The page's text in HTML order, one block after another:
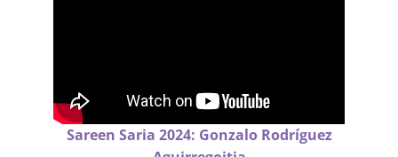
Sareen Saria 2024: Gonzalo Rodríguez